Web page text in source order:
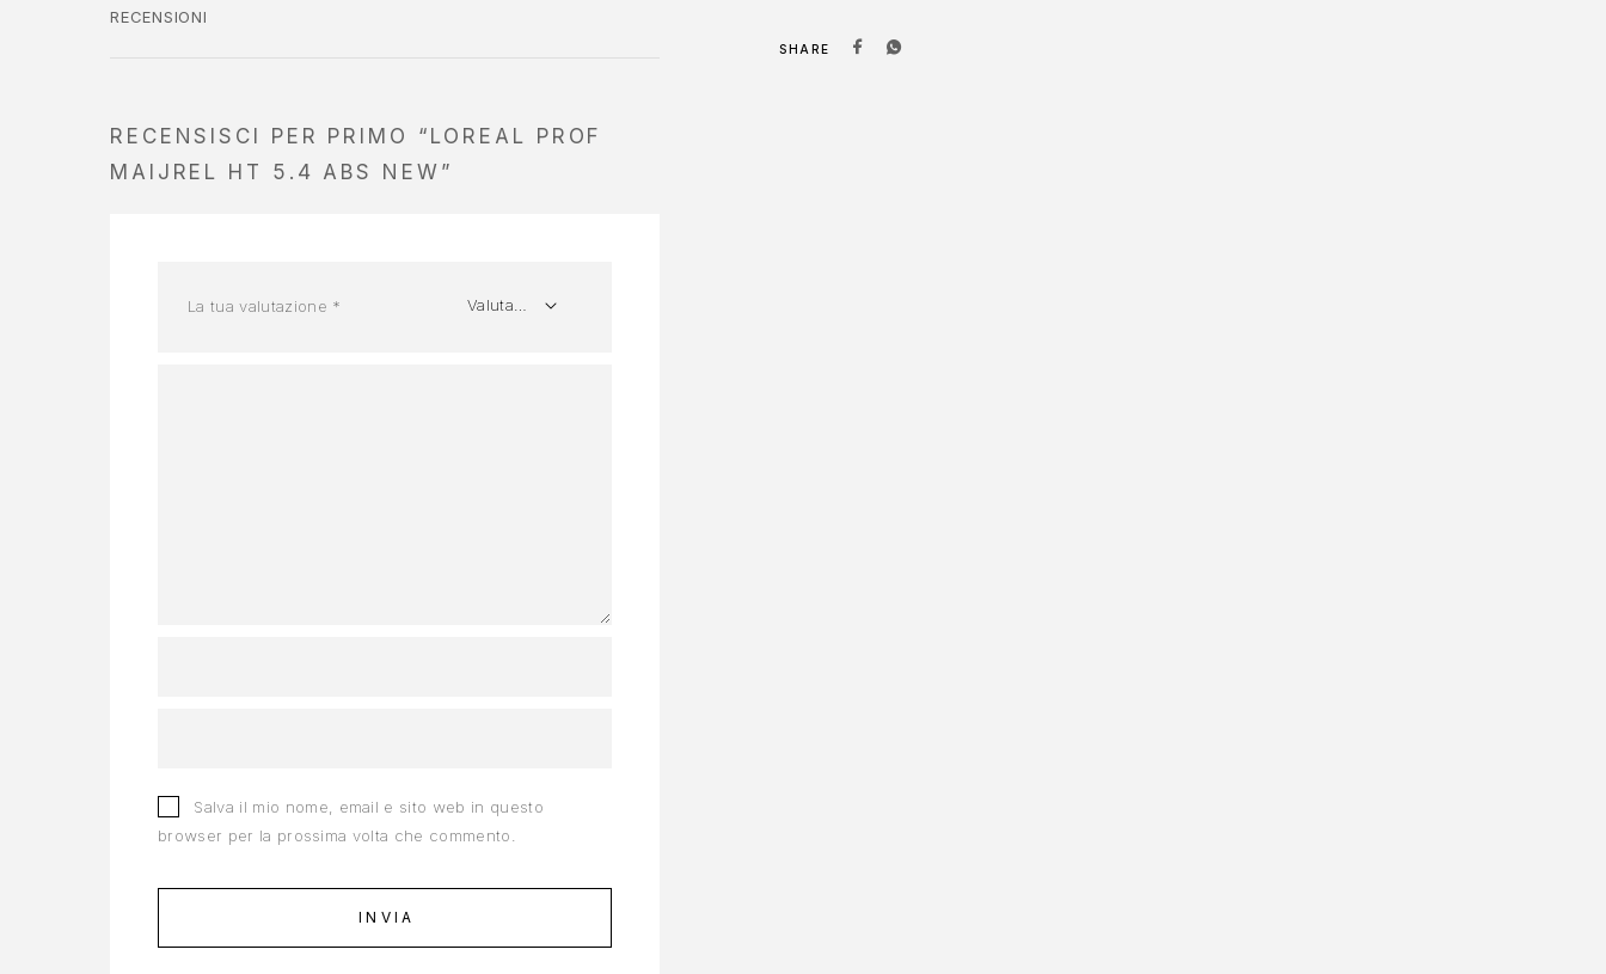
RECENSIONI
RECENSISCI PER PRIMO “LOREAL PROF
MAIJREL HT 5.4 ABS NEW”
La tua valutazione *
Salva il mio nome, email e sito web in questo
browser per la prossima volta che commento.
SHARE